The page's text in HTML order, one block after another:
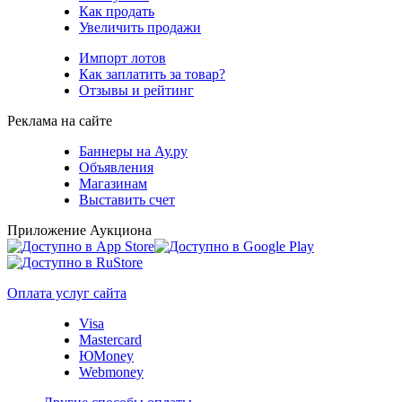
Как продать
Увеличить продажи
Импорт лотов
Как заплатить за товар?
Отзывы и рейтинг
Реклама на сайте
Баннеры на Ау.ру
Объявления
Магазинам
Выставить счет
Приложение Аукциона
Оплата услуг сайта
Visa
Mastercard
ЮMoney
Webmoney